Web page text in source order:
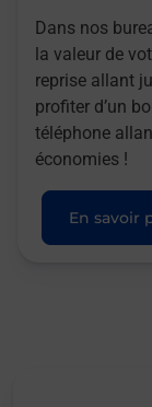
Dans nos
la valeur de
reprise allant
profiter d’un
téléphone
économies !
En savoir